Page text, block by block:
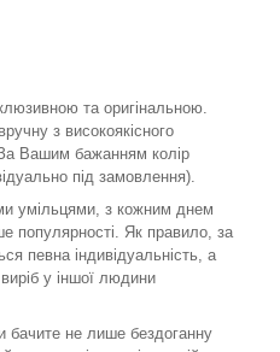
та оригінальною.
з високоякісного
За Вашим бажанням колір
під замовлення).
умільцями, з кожним днем
популярності. Як правило, за
певна індивідуальність, а
у іншої людини
бачите не лише бездоганну